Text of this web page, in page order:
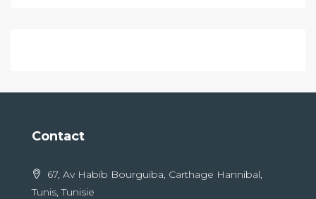
Contact
67, Av Habib Bourguiba, Carthage Hannibal,
Tunis, Tunisie